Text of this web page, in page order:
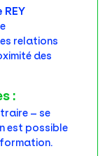
REY
relations
des
:
– se
est possible
formation.